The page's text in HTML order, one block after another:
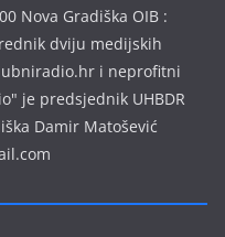
Nova Gradiška OIB :
dviju medijskih
i neprofitni
je predsjednik UHBDR
Damir Matošević